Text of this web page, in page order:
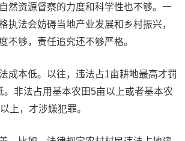
然资源督察的力度和科学性也不够。一
执法会妨碍当地产业发展和乡村振兴，
不够，责任追究还不够严格。
成本低。以往，违法占1亩耕地最高才罚
。非法占用基本农田5亩以上或者基本农
上，才涉嫌犯罪。